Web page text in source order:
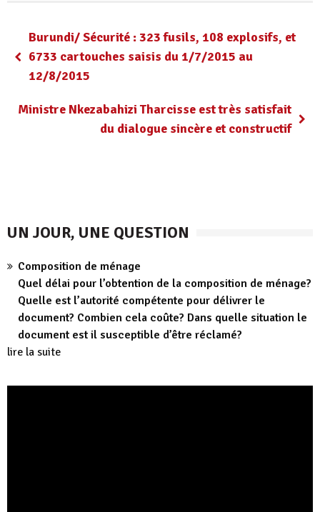
Burundi/ Sécurité : 323 fusils, 108 explosifs, et
6733 cartouches saisis du 1/7/2015 au
12/8/2015
Ministre Nkezabahizi Tharcisse est très satisfait
du dialogue sincère et constructif
UN JOUR, UNE QUESTION
Composition de ménage
Quel délai pour l’obtention de la composition de ménage?
Quelle est l’autorité compétente pour délivrer le
document? Combien cela coûte? Dans quelle situation le
document est il susceptible d’être réclamé?
lire la suite